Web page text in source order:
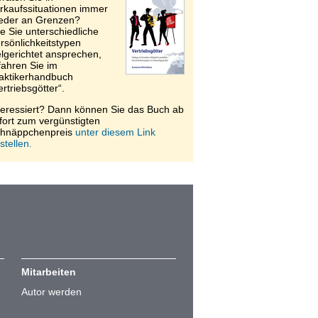
immer
an Grenzen?
Sie unterschiedliche
ansprechen,
Sie im
Dann können Sie das Buch ab
zum vergünstigten
unter diesem Link
Mitarbeiten
Autor werden